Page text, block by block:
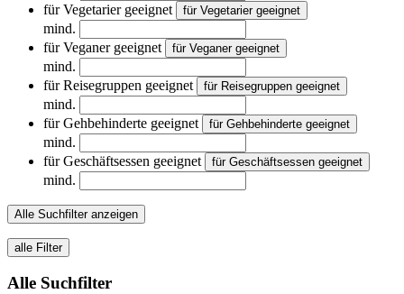
für Vegetarier geeignet
für Vegetarier geeignet
mind.
für Veganer geeignet
für Veganer geeignet
mind.
für Reisegruppen geeignet
für Reisegruppen geeignet
mind.
für Gehbehinderte geeignet
für Gehbehinderte geeignet
mind.
für Geschäftsessen geeignet
für Geschäftsessen geeignet
mind.
Alle Suchfilter anzeigen
alle Filter
Alle Suchfilter